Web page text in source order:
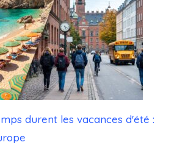
durent les vacances d'été :